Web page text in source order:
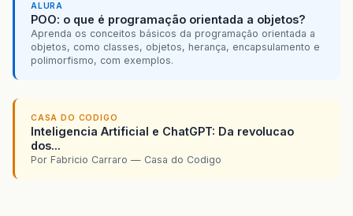
ALURA
POO: o que é programação orientada a objetos?
Aprenda os conceitos básicos da programação orientada a
objetos, como classes, objetos, herança, encapsulamento e
polimorfismo, com exemplos.
CASA DO CODIGO
Inteligencia Artificial e ChatGPT: Da revolucao
dos...
Por Fabricio Carraro — Casa do Codigo